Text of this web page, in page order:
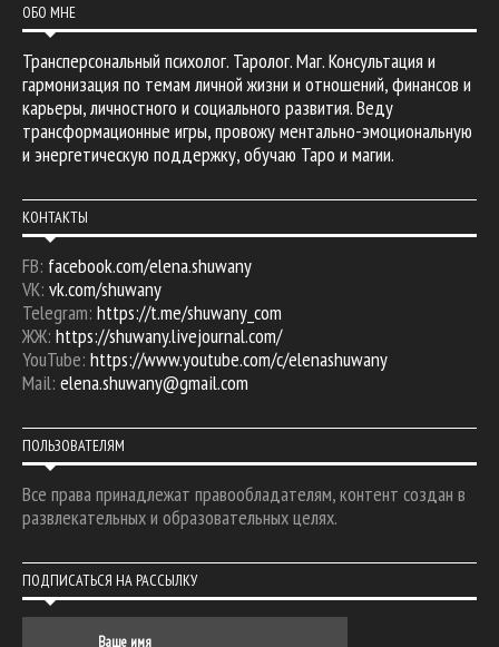
ОБО МНЕ
Трансперсональный психолог. Таролог. Маг. Консультация и
гармонизация по темам личной жизни и отношений, финансов и
карьеры, личностного и социального развития. Веду
трансформационные игры, провожу ментально-эмоциональную
и энергетическую поддержку, обучаю Таро и магии.
КОНТАКТЫ
FB: facebook.com/elena.shuwany
VK: vk.com/shuwany
Telegram: https://t.me/shuwany_com
ЖЖ: https://shuwany.livejournal.com/
YouTube: https://www.youtube.com/c/elenashuwany
Mail: elena.shuwany@gmail.com
ПОЛЬЗОВАТЕЛЯМ
Все права принадлежат правообладателям, контент создан в
развлекательных и образовательных целях.
ПОДПИСАТЬСЯ НА РАССЫЛКУ
Ваше имя